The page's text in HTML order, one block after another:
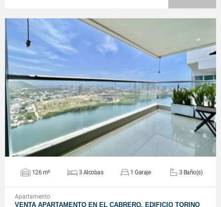
VER DETALLES
126 m² 3 Alcobas 1 Garaje 3 Baño(s)
Apartamento
VENTA APARTAMENTO EN EL CABRERO, EDIFICIO TORINO